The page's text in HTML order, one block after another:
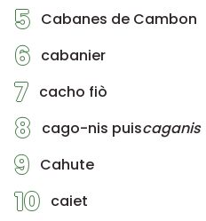
5 Cabanes de Cambon
6 cabanier
7 cacho fiò
8 cago-nis puiscaganis
9 Cahute
10 caiet